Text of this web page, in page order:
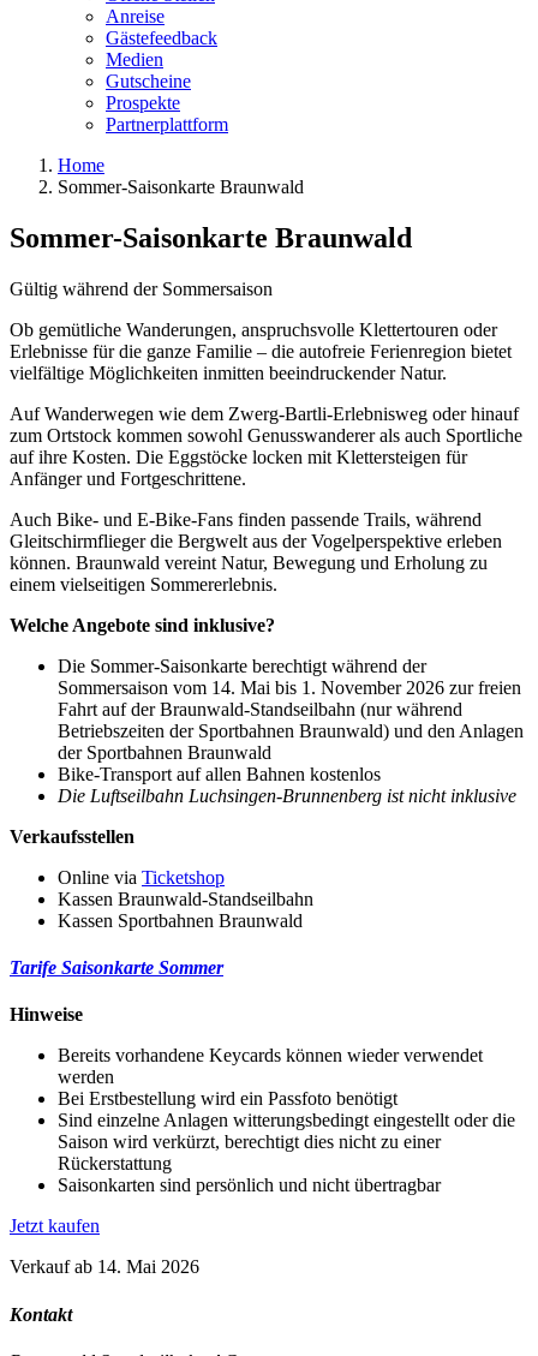
Anreise
Gästefeedback
Medien
Gutscheine
Prospekte
Partnerplattform
Home
Sommer-Saisonkarte Braunwald
Sommer-Saisonkarte Braunwald
Gültig während der Sommersaison
Ob gemütliche Wanderungen, anspruchsvolle Klettertouren oder
Erlebnisse für die ganze Familie – die autofreie Ferienregion bietet
vielfältige Möglichkeiten inmitten beeindruckender Natur.
Auf Wanderwegen wie dem Zwerg-Bartli-Erlebnisweg oder hinauf
zum Ortstock kommen sowohl Genusswanderer als auch Sportliche
auf ihre Kosten. Die Eggstöcke locken mit Klettersteigen für
Anfänger und Fortgeschrittene.
Auch Bike- und E-Bike-Fans finden passende Trails, während
Gleitschirmflieger die Bergwelt aus der Vogelperspektive erleben
können. Braunwald vereint Natur, Bewegung und Erholung zu
einem vielseitigen Sommererlebnis.
Welche Angebote sind inklusive?
Die Sommer-Saisonkarte berechtigt während der
Sommersaison vom 14. Mai bis 1. November 2026 zur freien
Fahrt auf der Braunwald-Standseilbahn (nur während
Betriebszeiten der Sportbahnen Braunwald) und den Anlagen
der Sportbahnen Braunwald
Bike-Transport auf allen Bahnen kostenlos
Die Luftseilbahn Luchsingen-Brunnenberg ist nicht inklusive
Verkaufsstellen
Online via Ticketshop
Kassen Braunwald-Standseilbahn
Kassen Sportbahnen Braunwald
Tarife Saisonkarte Sommer
Hinweise
Bereits vorhandene Keycards können wieder verwendet
werden
Bei Erstbestellung wird ein Passfoto benötigt
Sind einzelne Anlagen witterungsbedingt eingestellt oder die
Saison wird verkürzt, berechtigt dies nicht zu einer
Rückerstattung
Saisonkarten sind persönlich und nicht übertragbar
Jetzt kaufen
Verkauf ab 14. Mai 2026
Kontakt